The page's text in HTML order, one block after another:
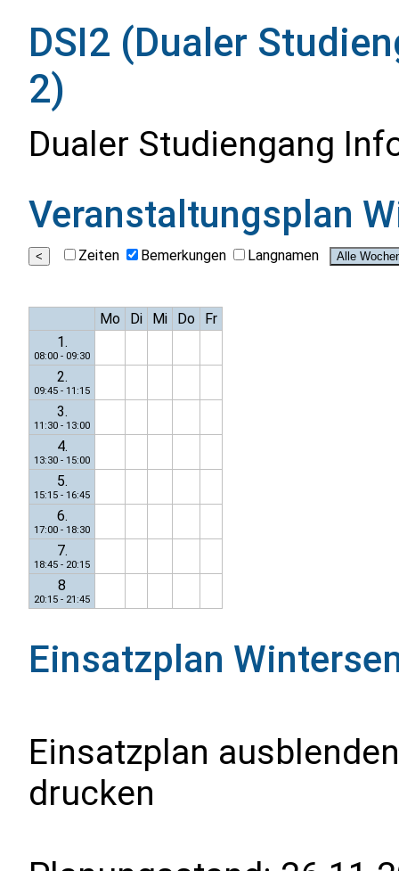
DSI2 (Dualer
2)
Dualer Studiengang
Veranstaltungsplan
Zeiten Bemerkungen Langnamen
Mo Di Mi Do
Fr
1.
08:00 - 09:30
2.
09:45 - 11:15
3.
11:30 - 13:00
4.
13:30 - 15:00
5.
15:15 - 16:45
6.
17:00 - 18:30
7.
18:45 - 20:15
8
20:15 - 21:45
Einsatzplan
Einsatzplan
drucken